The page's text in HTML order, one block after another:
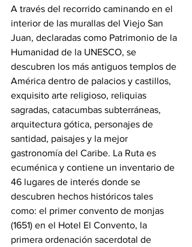
A través del recorrido caminando en el
interior de las murallas del Viejo San
Juan, declaradas como Patrimonio de la
Humanidad de la UNESCO, se
descubren los más antiguos templos de
América dentro de palacios y castillos,
exquisito arte religioso, reliquias
sagradas, catacumbas subterráneas,
arquitectura gótica, personajes de
santidad, paisajes y la mejor
gastronomía del Caribe. La Ruta es
ecuménica y contiene un inventario de
46 lugares de interés donde se
descubren hechos históricos tales
como: el primer convento de monjas
(1651) en el Hotel El Convento, la
primera ordenación sacerdotal de